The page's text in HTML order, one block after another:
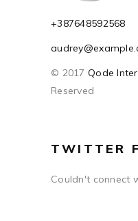
+387648592568
© 2017 Qode
Reserved
TWITTER
Couldn't connect